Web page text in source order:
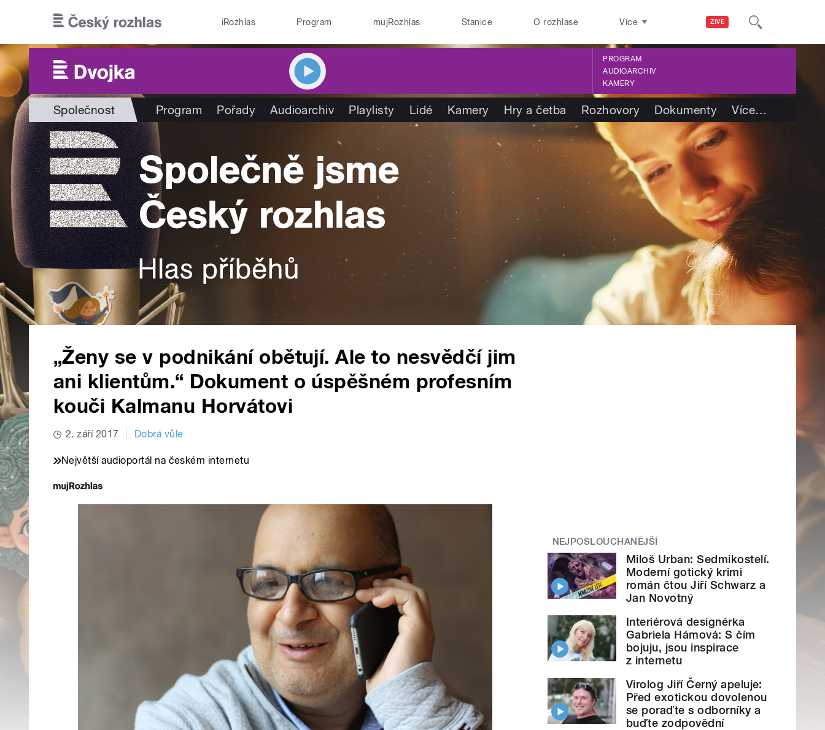
ŽIVĚ
iRozhlas Program mujRozhlas Stanice O rozhlase Více
PROGRAM
AUDIOARCHIV
KAMERY
Společnost Program Pořady Audioarchiv Playlisty Lidé Kamery Hry a četba Rozhovory Dokumenty Více…
„Ženy se v podnikání obětují. Ale to nesvědčí jim
ani klientům.“ Dokument o úspěšném profesním
kouči Kalmanu Horvátovi
2. září 2017 Dobrá vůle
Největší audioportál na českém internetu
NEJPOSLOUCHANĚJŠÍ
Miloš Urban: Sedmikostelí.
Moderní gotický krimi
román čtou Jiří Schwarz a
Jan Novotný
Interiérová designérka
Gabriela Hámová: S čím
bojuju, jsou inspirace
z internetu
Virolog Jiří Černý apeluje:
Před exotickou dovolenou
se poraďte s odborníky a
buďte zodpovědní